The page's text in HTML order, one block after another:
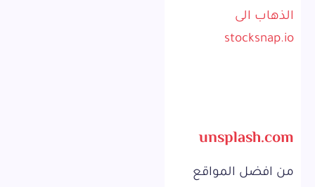
الذهاب الى
stocksnap.io
unsplash.com
من افضل المواقع